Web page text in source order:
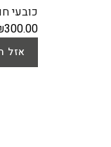
כובעי
300.00
אזל